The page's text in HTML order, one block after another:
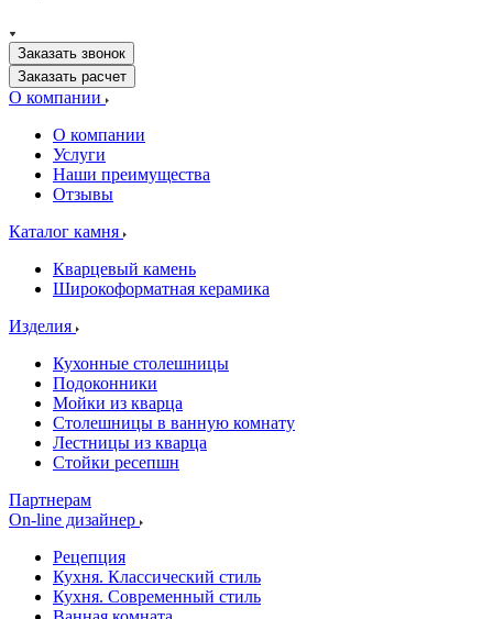
Заказать звонок
Заказать расчет
О компании
О компании
Услуги
Наши преимущества
Отзывы
Каталог камня
Кварцевый камень
Широкоформатная керамика
Изделия
Кухонные столешницы
Подоконники
Мойки из кварца
Столешницы в ванную комнату
Лестницы из кварца
Стойки ресепшн
Партнерам
On-line дизайнер
Рецепция
Кухня. Классический стиль
Кухня. Современный стиль